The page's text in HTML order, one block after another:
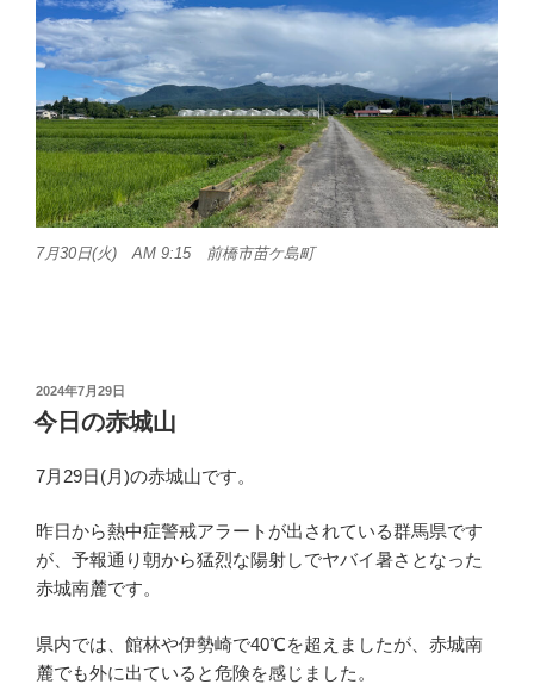
7月30日(火) AM 9:15 前橋市苗ケ島町
投
稿
日:
2024年7月29日
今日の赤城山
7月29日(月)の赤城山です。
昨日から熱中症警戒アラートが出されている群馬県です
が、予報通り朝から猛烈な陽射しでヤバイ暑さとなった
赤城南麓です。
県内では、館林や伊勢崎で40℃を超えましたが、赤城南
麓でも外に出ていると危険を感じました。